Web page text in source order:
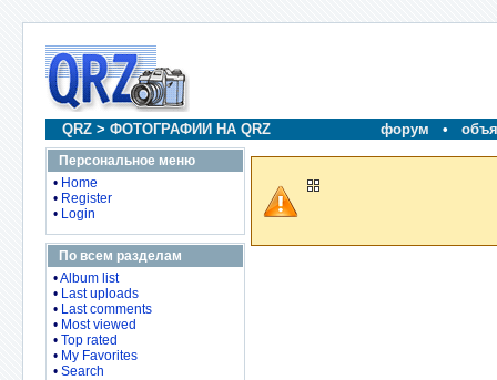
QRZ > ФОТОГРАФИИ НА QRZ форум •
Персональное меню
• Home
• Register
• Login
По всем разделам
•Album list
• Last uploads
• Last comments
• Most viewed
• Top rated
• My Favorites
• Search